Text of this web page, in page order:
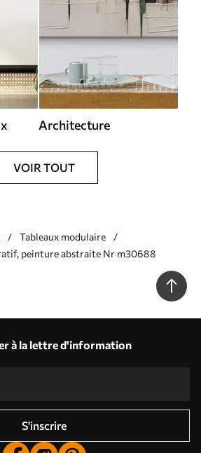
Architecture
VOIR TOUT
Tableaux modulaire
peinture abstraite Nr m30688
à la lettre d'information
S'inscrire